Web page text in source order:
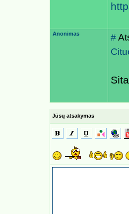
Anonimas #
Jūsų atsakymas